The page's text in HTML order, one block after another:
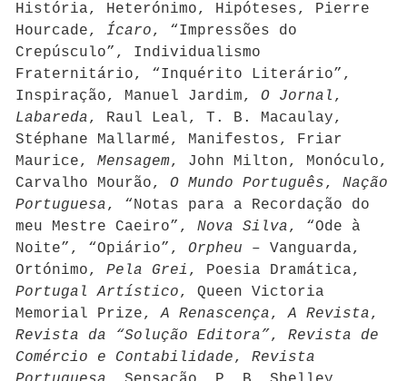
História, Heterónimo, Hipóteses, Pierre
Hourcade, Ícaro, “Impressões do
Crepúsculo”, Individualismo
Fraternitário, “Inquérito Literário”,
Inspiração, Manuel Jardim, O Jornal ,
Labareda, Raul Leal, T. B. Macaulay,
Stéphane Mallarmé, Manifestos, Friar
Maurice, Mensagem, John Milton, Monóculo,
Carvalho Mourão, O Mundo Português, Nação
Portuguesa, “Notas para a Recordação do
meu Mestre Caeiro”, Nova Silva, “Ode à
Noite”, “Opiário”, Orpheu – Vanguarda,
Ortónimo, Pela Grei , Poesia Dramática,
Portugal Artístico, Queen Victoria
Memorial Prize,A Renascença,A Revista,
Revista da “Solução Editora”, Revista de
Comércio e Contabilidade, Revista